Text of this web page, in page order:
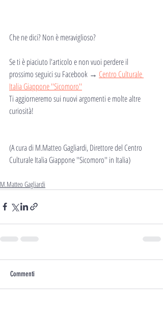
Che ne dici? Non è meraviglioso?
Se ti è piaciuto l'articolo e non vuoi perdere il
prossimo seguici su Facebook → Centro Culturale
Italia Giappone ''Sicomoro''
Ti aggiorneremo sui nuovi argomenti e molte altre
curiosità!
(A cura di M.Matteo Gagliardi, Direttore del Centro
Culturale Italia Giappone ''Sicomoro'' in Italia)
M.Matteo Gagliardi
Commenti